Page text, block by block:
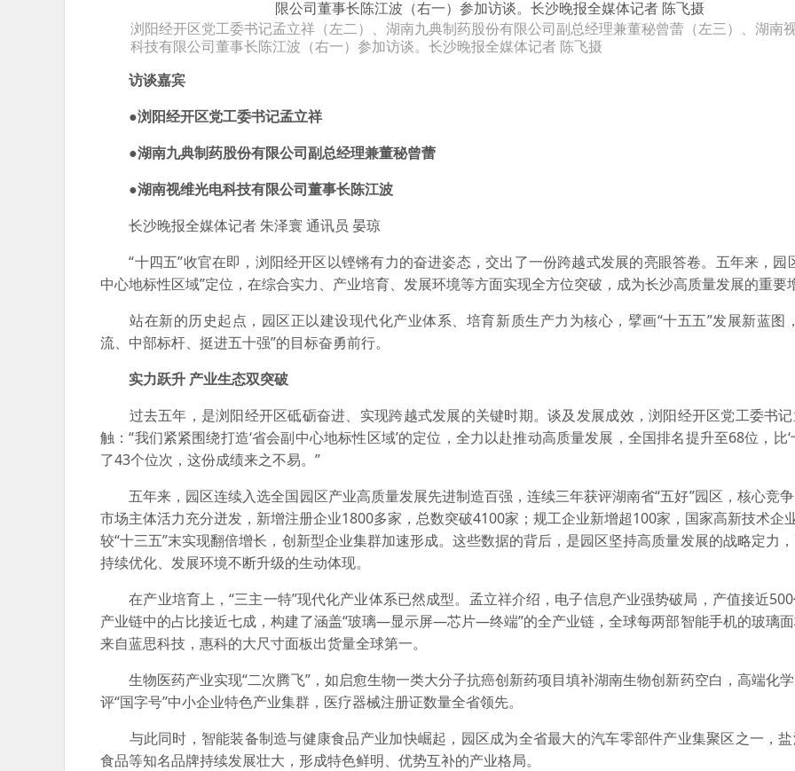
浏阳经开区党工委书记孟立祥（左二）、湖南九典制药股份有限公司副总经理兼董秘曾蕾（左三）、湖南
科技有限公司董事长陈江波（右一）参加访谈。长沙晚报全媒体记者 陈飞摄
访谈嘉宾
●浏阳经开区党工委书记孟立祥
●湖南九典制药股份有限公司副总经理兼董秘曾蕾
●湖南视维光电科技有限公司董事长陈江波
长沙晚报全媒体记者 朱泽寰 通讯员 晏琼
“十四五”收官在即，浏阳经开区以铿锵有力的奋进姿态，交出了一份跨越式发展的亮眼答卷。五年来，园
中心地标性区域”定位，在综合实力、产业培育、发展环境等方面实现全方位突破，成为长沙高质量发展的重要
站在新的历史起点，园区正以建设现代化产业体系、培育新质生产力为核心，擘画“十五五”发展新蓝图
流、中部标杆、挺进五十强”的目标奋勇前行。
实力跃升 产业生态双突破
过去五年，是浏阳经开区砥砺奋进、实现跨越式发展的关键时期。谈及发展成效，浏阳经开区党工委书
触：“我们紧紧围绕打造‘省会副中心地标性区域’的定位，全力以赴推动高质量发展，全国排名提升至68位，比‘
了43个位次，这份成绩来之不易。”
五年来，园区连续入选全国园区产业高质量发展先进制造百强，连续三年获评湖南省“五好”园区，核心竞
市场主体活力充分迸发，新增注册企业1800多家，总数突破4100家；规工企业新增超100家，国家高新技术企
较“十三五”末实现翻倍增长，创新型企业集群加速形成。这些数据的背后，是园区坚持高质量发展的战略定力
持续优化、发展环境不断升级的生动体现。
在产业培育上，“三主一特”现代化产业体系已然成型。孟立祥介绍，电子信息产业强势破局，产值接近
产业链中的占比接近七成，构建了涵盖“玻璃—显示屏—芯片—终端”的全产业链，全球每两部智能手机的玻璃
来自蓝思科技，惠科的大尺寸面板出货量全球第一。
生物医药产业实现“二次腾飞”，如启愈生物一类大分子抗癌创新药项目填补湖南生物创新药空白，高端化
评“国字号”中小企业特色产业集群，医疗器械注册证数量全省领先。
与此同时，智能装备制造与健康食品产业加快崛起，园区成为全省最大的汽车零部件产业集聚区之一，
食品等知名品牌持续发展壮大，形成特色鲜明、优势互补的产业格局。